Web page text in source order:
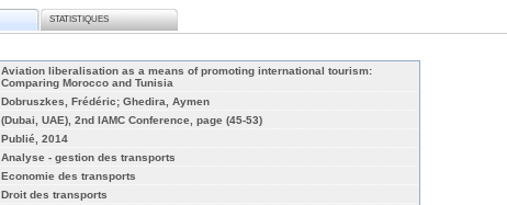
STATISTIQUES
Aviation liberalisation as a means of promoting international tourism:
Comparing Morocco and Tunisia
Dobruszkes, Frédéric; Ghedira, Aymen
(Dubai, UAE), 2nd IAMC Conference, page (45-53)
Publié, 2014
Analyse - gestion des transports
Economie des transports
Droit des transports